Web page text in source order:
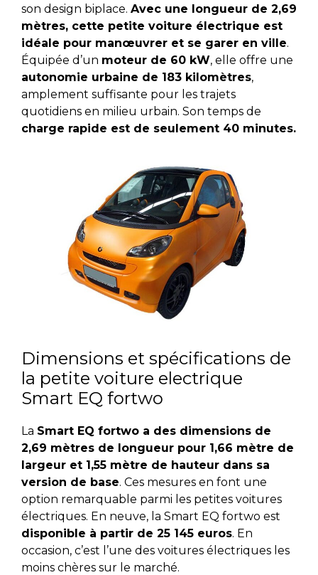
son design biplace. Avec une longueur de 2,69
mètres, cette petite voiture électrique est
idéale pour manœuvrer et se garer en ville.
Équipée d’un moteur de 60 kW, elle offre une
autonomie urbaine de 183 kilomètres,
amplement suffisante pour les trajets
quotidiens en milieu urbain. Son temps de
charge rapide est de seulement 40 minutes.
Dimensions et spécifications de
la petite voiture electrique
Smart EQ fortwo
La Smart EQ fortwo a des dimensions de
2,69 mètres de longueur pour 1,66 mètre de
largeur et 1,55 mètre de hauteur dans sa
version de base. Ces mesures en font une
option remarquable parmi les petites voitures
électriques. En neuve, la Smart EQ fortwo est
disponible à partir de 25 145 euros. En
occasion, c’est l’une des voitures électriques les
moins chères sur le marché.